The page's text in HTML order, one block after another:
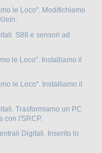
le Loco". Modifichiamo
S88 e sensori ad
le Loco". Installiamo il
le Loco". Installiamo il
Trasformiamo un PC
con l'SRCP.
Digitali. Inserito lo